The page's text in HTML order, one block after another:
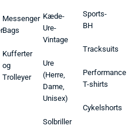
Messenger
Bags
Kufferter
og
Trolleyer
Kæde-
Ure-
Vintage
Ure
(Herre,
Dame,
Unisex)
Solbriller
Sports-
BH
Tracksuits
Performance
T-shirts
Cykelshorts